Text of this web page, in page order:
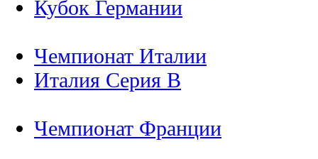
Кубок Германии
Чемпионат Италии
Италия Серия B
Чемпионат Франции